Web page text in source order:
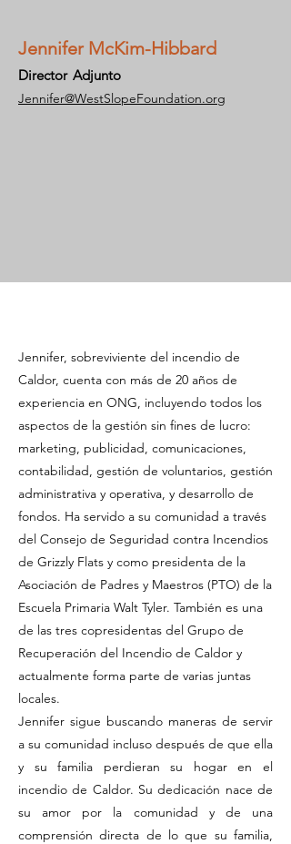
Jennifer McKim-Hibbard
Director Adjunto
Jennifer@WestSlopeFoundation.org
Jennifer, sobreviviente del incendio de
Caldor, cuenta con más de 20 años de
experiencia en ONG, incluyendo todos los
aspectos de la gestión sin fines de lucro:
marketing, publicidad, comunicaciones,
contabilidad, gestión de voluntarios, gestión
administrativa y operativa, y desarrollo de
fondos. Ha servido a su comunidad a través
del Consejo de Seguridad contra Incendios
de Grizzly Flats y como presidenta de la
Asociación de Padres y Maestros (PTO) de la
Escuela Primaria Walt Tyler. También es una
de las tres copresidentas del Grupo de
Recuperación del Incendio de Caldor y
actualmente forma parte de varias juntas
locales.
Jennifer sigue buscando maneras de servir
a su comunidad incluso después de que ella
y su familia perdieran su hogar en el
incendio de Caldor. Su dedicación nace de
su amor por la comunidad y de una
comprensión directa de lo que su familia,